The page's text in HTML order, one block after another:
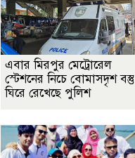
এবার মিরপুর মেট্রোরেল
স্টেশনের নিচে বোমাসদৃশ বস্তু
ঘিরে রেখেছে পুলিশ